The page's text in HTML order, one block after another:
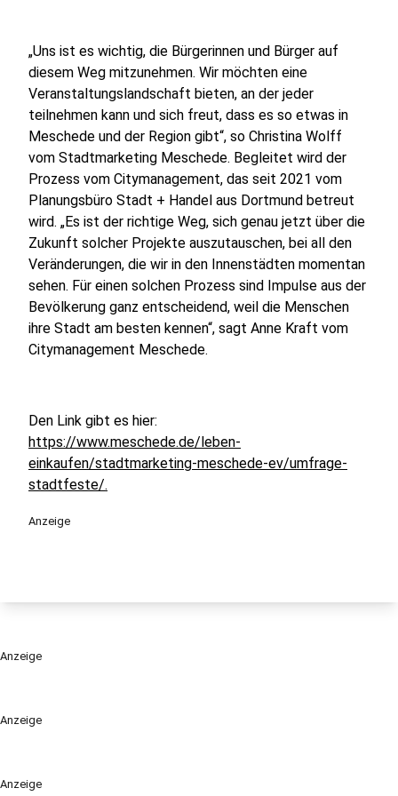
Anzeige
Anzeige
„Uns ist es wichtig, die Bürgerinnen und Bürger auf
diesem Weg mitzunehmen. Wir möchten eine
Veranstaltungslandschaft bieten, an der jeder
teilnehmen kann und sich freut, dass es so etwas in
Meschede und der Region gibt“, so Christina Wolff
vom Stadtmarketing Meschede. Begleitet wird der
Prozess vom Citymanagement, das seit 2021 vom
Planungsbüro Stadt + Handel aus Dortmund betreut
wird. „Es ist der richtige Weg, sich genau jetzt über die
Zukunft solcher Projekte auszutauschen, bei all den
Veränderungen, die wir in den Innenstädten momentan
sehen. Für einen solchen Prozess sind Impulse aus der
Bevölkerung ganz entscheidend, weil die Menschen
ihre Stadt am besten kennen“, sagt Anne Kraft vom
Citymanagement Meschede.
Den Link gibt es hier:
https://www.meschede.de/leben-
einkaufen/stadtmarketing-meschede-ev/umfrage-
stadtfeste/.
Anzeige
Anzeige